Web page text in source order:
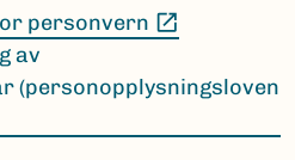
personvern
av
(personopplysningsloven